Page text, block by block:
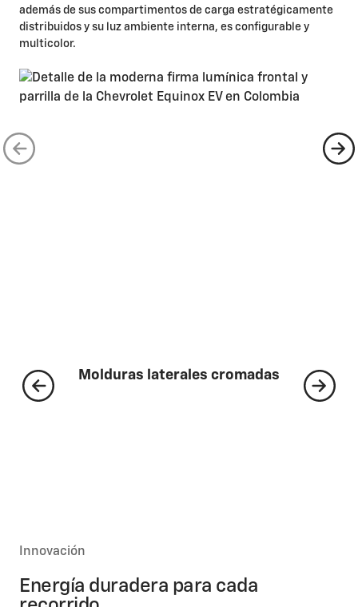
además de sus compartimentos de carga estratégicamente
distribuidos y su luz ambiente interna, es configurable y
multicolor.
Molduras laterales cromadas
Innovación
Energía duradera para cada